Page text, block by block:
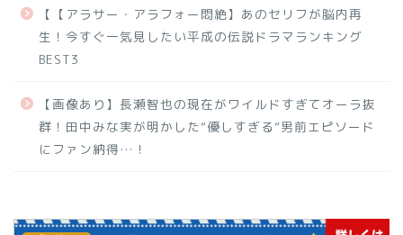
【【アラサー・アラフォー悶絶】あのセリフが脳内再
生！今すぐ一気見したい平成の伝説ドラマランキング
BEST3
【画像あり】長瀬智也の現在がワイルドすぎてオーラ抜
群！田中みな実が明かした“優しすぎる”男前エピソード
にファン納得…！